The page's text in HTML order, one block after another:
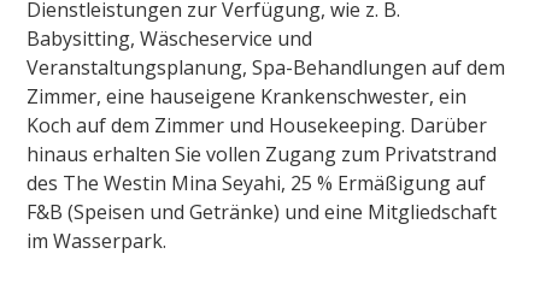
Dienstleistungen zur Verfügung, wie z. B.
Babysitting, Wäscheservice und
Veranstaltungsplanung, Spa-Behandlungen auf dem
Zimmer, eine hauseigene Krankenschwester, ein
Koch auf dem Zimmer und Housekeeping. Darüber
hinaus erhalten Sie vollen Zugang zum Privatstrand
des The Westin Mina Seyahi, 25 % Ermäßigung auf
F&B (Speisen und Getränke) und eine Mitgliedschaft
im Wasserpark.